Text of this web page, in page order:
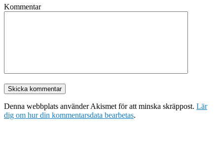
Kommentar
Denna webbplats använder Akismet för att minska skräppost. Lär
dig om hur din kommentarsdata bearbetas.